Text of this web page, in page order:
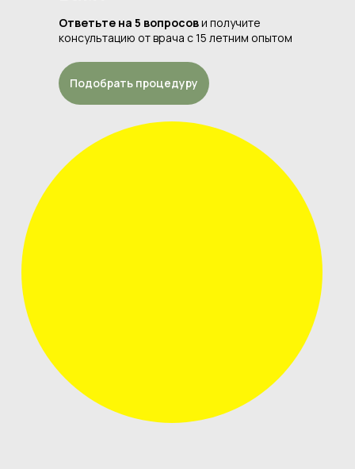
Ответьте на 5 вопросови получите
консультацию от врача с 15 летним опытом
Подобрать процедуру